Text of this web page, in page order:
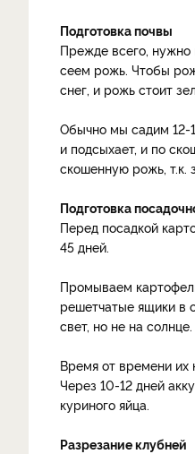
Подготовка почвы
Прежде всего, нужно
сеем рожь. Чтобы
снег, и рожь стоит
Обычно мы садим 12-
и подсыхает, и по
скошенную рожь, т.к.
Подготовка
Перед посадкой
45 дней.
Промываем
решетчатые ящики в
свет, но не на солнце.
Время от времени их
Через 10-12 дней
куриного яйца.
Разрезание клубней